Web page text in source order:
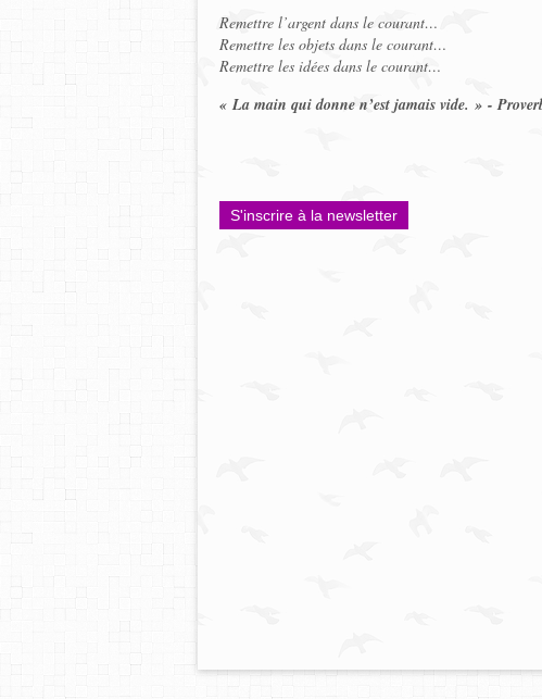
Remettre l’argent dans le courant…
Remettre les objets dans le courant…
Remettre les idées dans le courant…
« La main qui donne n’est jamais vide. » -
S'inscrire à la newsletter